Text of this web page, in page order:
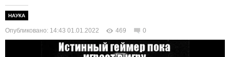
ПОЛИТИКА
ЭКОНОМИКА
НАУКА
Опубликовано: 14:43 01.01.2022 469 0